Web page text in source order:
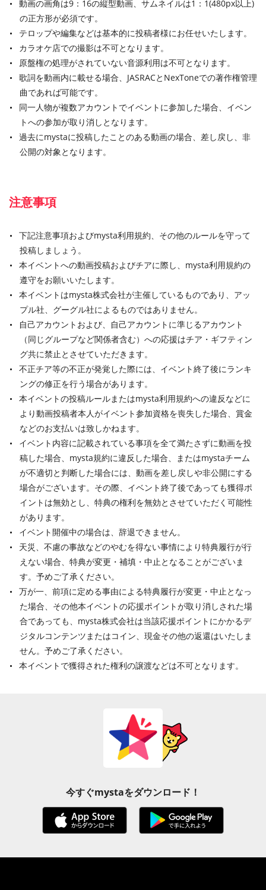
動画の画角は9：16の縦型動画、サムネイルは1：1(480px以上)
の正方形が必須です。
テロップや編集などは基本的に投稿者様にお任せいたします。
カラオケ店での撮影は不可となります。
原盤権の処理がされていない音源利用は不可となります。
歌詞を動画内に載せる場合、JASRACとNexToneでの著作権管理
曲であれば可能です。
同一人物が複数アカウントでイベントに参加した場合、イベン
トへの参加が取り消しとなります。
過去にmystaに投稿したことのある動画の場合、差し戻し、非
公開の対象となります。
注意事項
下記注意事項およびmysta利用規約、その他のルールを守って
投稿しましょう。
本イベントへの動画投稿およびチアに際し、mysta利用規約の
遵守をお願いいたします。
本イベントはmysta株式会社が主催しているものであり、アッ
プル社、グーグル社によるものではありません。
自己アカウントおよび、自己アカウントに準じるアカウント
（同じグループなど関係者含む）への応援はチア・ギフティン
グ共に禁止とさせていただきます。
不正チア等の不正が発覚した際には、イベント終了後にランキ
ングの修正を行う場合があります。
本イベントの投稿ルールまたはmysta利用規約への違反などに
より動画投稿者本人がイベント参加資格を喪失した場合、賞金
などのお支払いは致しかねます。
イベント内容に記載されている事項を全て満たさずに動画を投
稿した場合、mysta規約に違反した場合、またはmystaチーム
が不適切と判断した場合には、動画を差し戻しや非公開にする
場合がございます。その際、イベント終了後であっても獲得ポ
イントは無効とし、特典の権利を無効とさせていただく可能性
があります。
イベント開催中の場合は、辞退できません。
天災、不慮の事故などのやむを得ない事情により特典履行が行
えない場合、特典が変更・補填・中止となることがございま
す。予めご了承ください。
万が一、前項に定める事由による特典履行が変更・中止となっ
た場合、その他本イベントの応援ポイントが取り消しされた場
合であっても、mysta株式会社は当該応援ポイントにかかるデ
ジタルコンテンツまたはコイン、現金その他の返還はいたしま
せん。予めご了承ください。
本イベントで獲得された権利の譲渡などは不可となります。
今すぐmystaをダウンロード！